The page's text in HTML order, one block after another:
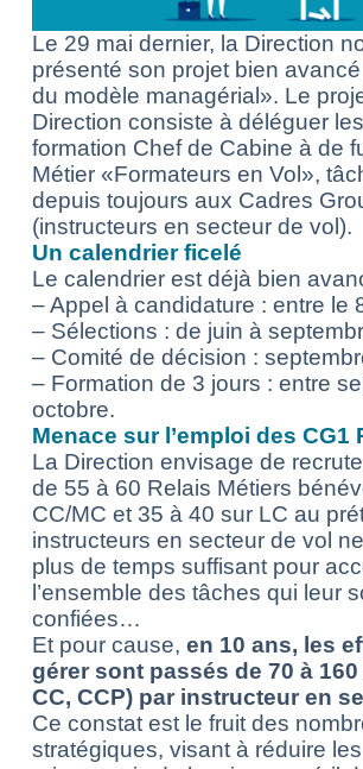
Le 29 mai dernier, la Direction
présenté son projet bien avancé
du modèle managérial». Le
Direction consiste à déléguer
formation Chef de Cabine à de
Métier «Formateurs en Vol»,
depuis toujours aux Cadres
(instructeurs en secteur de vol).
Un calendrier ficelé
Le calendrier est déjà bien
– Appel à candidature : entre le
– Sélections : de juin à
– Comité de décision :
– Formation de 3 jours : entre
octobre.
Menace sur l’emploi des CG1
La Direction envisage de
de 55 à 60 Relais Métiers
CC/MC et 35 à 40 sur LC au
instructeurs en secteur de vol
plus de temps suffisant pour
l’ensemble des tâches qui leur
confiées…
Et pour cause, en 10 ans, les
gérer sont passés de 70 à 160
CC, CCP) par instructeur en
Ce constat est le fruit des
stratégiques, visant à réduire